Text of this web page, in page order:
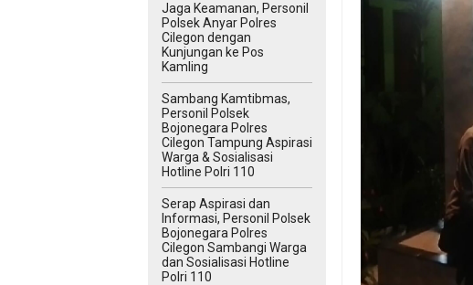
Jaga Keamanan, Personil
Polsek Anyar Polres
Cilegon dengan
Kunjungan ke Pos
Kamling
Sambang Kamtibmas,
Personil Polsek
Bojonegara Polres
Cilegon Tampung Aspirasi
Warga & Sosialisasi
Hotline Polri 110
Serap Aspirasi dan
Informasi, Personil Polsek
Bojonegara Polres
Cilegon Sambangi Warga
dan Sosialisasi Hotline
Polri 110